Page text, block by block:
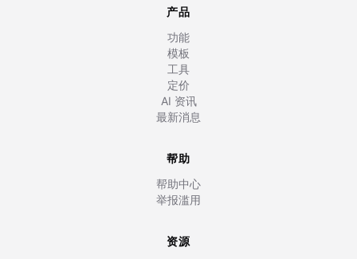
产品
功能
模板
工具
定价
AI 资讯
最新消息
帮助
帮助中心
举报滥用
资源